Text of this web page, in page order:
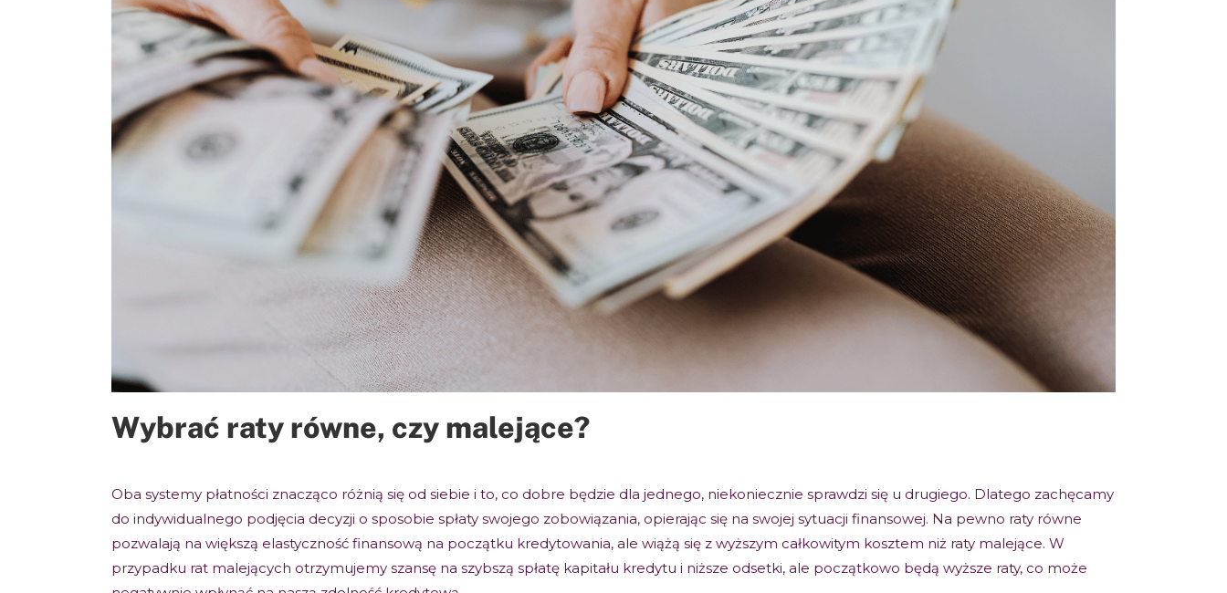
Wybrać raty równe, czy malejące?
Oba systemy płatności znacząco różnią się od siebie i to, co dobre będzie dla jednego, niekoniecznie sprawdzi się u drugiego. Dlatego zachęcamy
do indywidualnego podjęcia decyzji o sposobie spłaty swojego zobowiązania, opierając się na swojej sytuacji finansowej. Na pewno raty równe
pozwalają na większą elastyczność finansową na początku kredytowania, ale wiążą się z wyższym całkowitym kosztem niż raty malejące. W
przypadku rat malejących otrzymujemy szansę na szybszą spłatę kapitału kredytu i niższe odsetki, ale początkowo będą wyższe raty, co może